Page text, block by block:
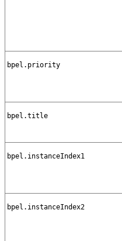
bpel.priority
bpel.title
bpel.instanceIndex1
bpel.instanceIndex2